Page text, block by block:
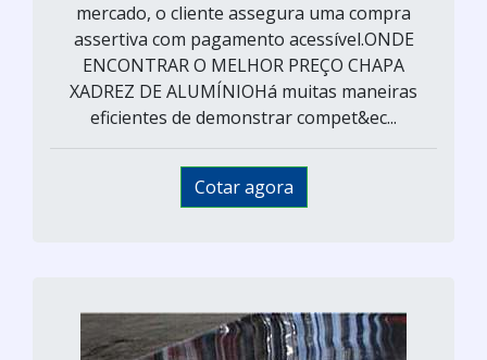
mercado, o cliente assegura uma compra
assertiva com pagamento acessível.ONDE
ENCONTRAR O MELHOR PREÇO CHAPA
XADREZ DE ALUMÍNIOHá muitas maneiras
eficientes de demonstrar compet&ec...
Cotar agora